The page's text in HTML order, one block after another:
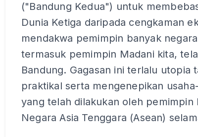
("Bandung Kedua") untuk
Dunia Ketiga daripada cengkaman
mendakwa pemimpin banyak
termasuk pemimpin Madani kita,
Bandung. Gagasan ini terlalu utopia
praktikal serta mengenepikan
yang telah dilakukan oleh pemimpin
Negara Asia Tenggara (Asean)